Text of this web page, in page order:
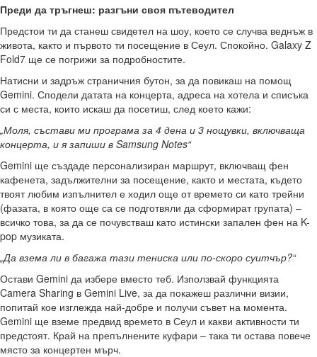
Преди да тръгнеш: разгъни своя пътеводител
Предстои ти да станеш свидетел на шоу, което се случва веднъж в
живота, както и първото ти посещение в Сеул. Спокойно. Galaxy Z
Fold7 ще се погрижи за подробностите.
Натисни и задръж страничния бутон, за да повикаш на помощ
Gemini. Сподели датата на концерта, адреса на хотела и списъка
си с места, които искаш да посетиш, след което кажи:
„Моля, състави ми програма за 4 дена и 3 нощувки, включваща
концерта, и я запиши в Samsung Notes“
Gemini ще създаде персонализиран маршрут, включващ фен
кафенета, задължителни за посещение, както и местата, където
твоят любим изпълнител е ходил още от времето си като трейни
(фазата, в която още са се подготвяли да сформират групата) –
всичко това, за да се почувстваш като истински запален фен на K-
pop музиката.
„Да взема ли в багажа тази тениска или по-скоро суитчър?“
Остави Gemini да избере вместо теб. Използвай функцията
Camera Sharing в Gemini Live, за да покажеш различни визии,
попитай кое изглежда най-добре и получи съвет на момента.
Gemini ще вземе предвид времето в Сеул и какви активности ти
предстоят. Край на препълнените куфари – така ти остава повече
място за концертен мърч.